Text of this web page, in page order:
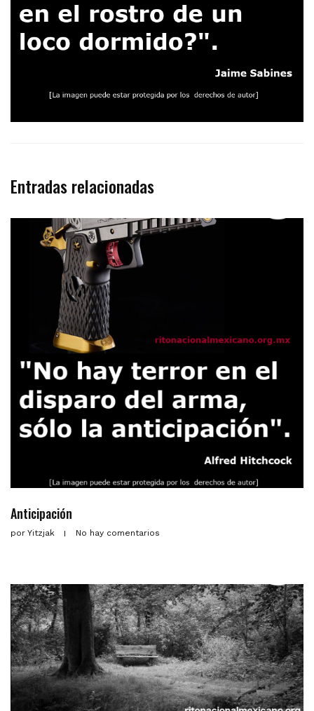
Entradas relacionadas
Anticipación
por Yitzjak No hay comentarios